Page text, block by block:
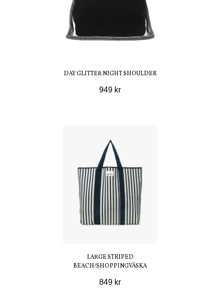
DAY GLITTER NIGHT SHOULDER
949 kr
LARGE STRIPED
BEACH/SHOPPINGVÄSKA
849 kr